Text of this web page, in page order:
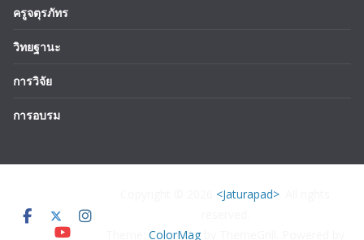
ครูจตุรภัทร
วิทยฐานะ
การวิจัย
การอบรม
<Jaturapad>
Theme:ColorMag